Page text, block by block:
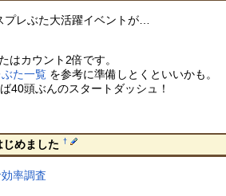
レぶた大活躍イベントが…
はカウント2倍です。
た一覧を参考に準備しとくといいかも。
40頭ぶんのスタートダッシュ！
めました †
率調査